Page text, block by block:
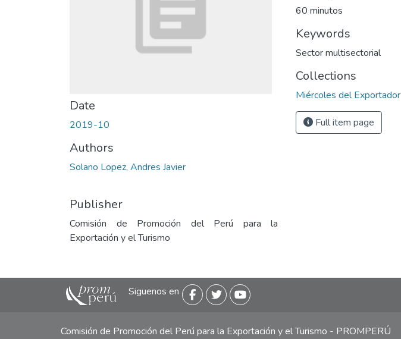
Date
2019-10
Authors
Solano Lopez, Andres Javier
Publisher
Comisión de Promoción del Perú para la
Exportación y el Turismo
60 minutos
Keywords
Sector multisectorial
Collections
Miércoles del Exportador
Full item page
Siguenos en
Comisión de Promoción del Perú para la Exportación y el Turismo - PROMPERÚ